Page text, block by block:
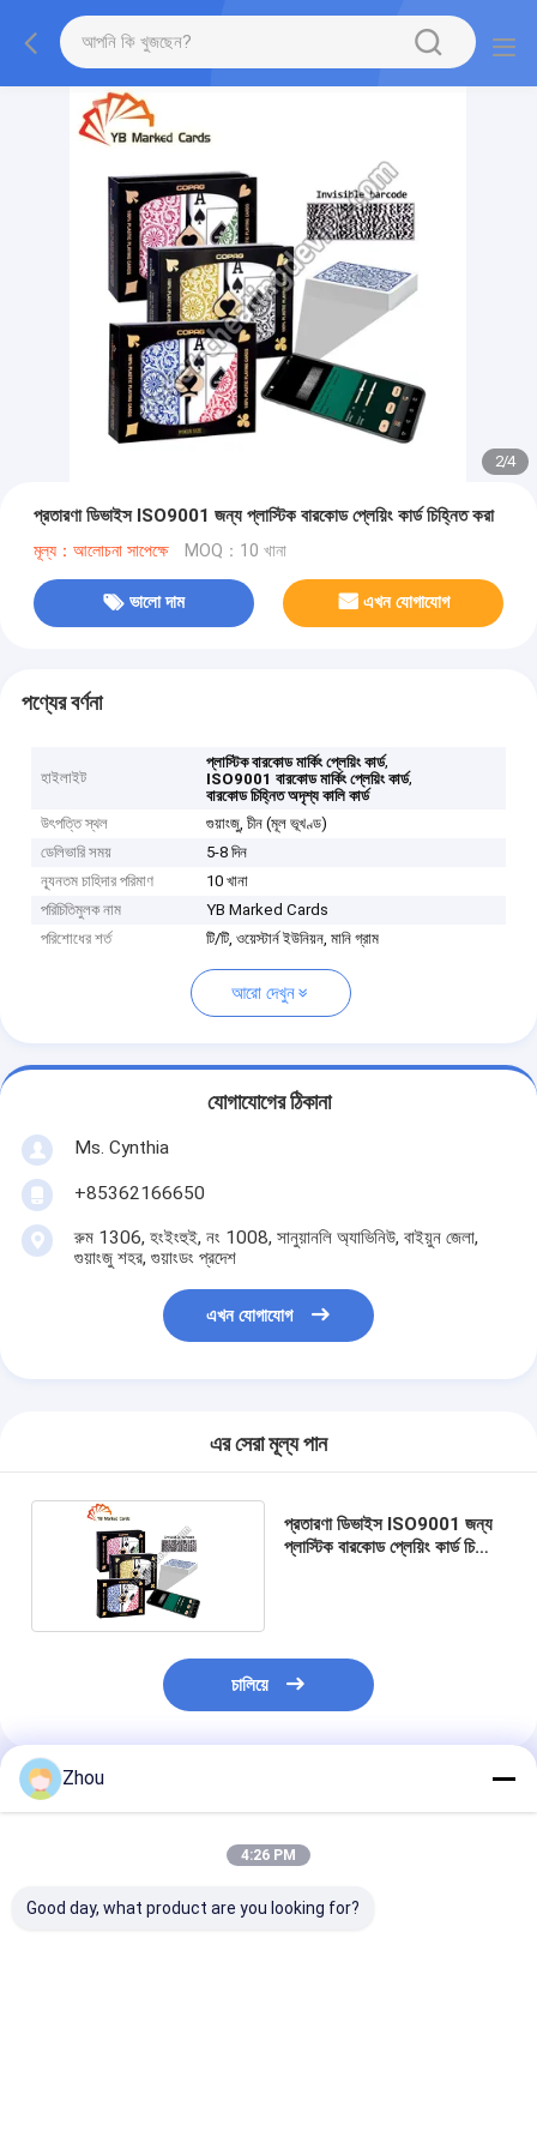
2/4
প্রতারণা ডিভাইস ISO9001 জন্য প্লাস্টিক বারকোড প্লেয়িং কার্ড চিহ্নিত করা
মূল্য：আলোচনা সাপেক্ষে MOQ：10 খানা
ভালো দাম এখন যোগাযোগ
পণ্যের বর্ণনা
হাইলাইট
প্লাস্টিক বারকোড মার্কিং প্লেয়িং কার্ড,
ISO9001 বারকোড মার্কিং প্লেয়িং কার্ড,
বারকোড চিহ্নিত অদৃশ্য কালি কার্ড
উৎপত্তি স্থল
গুয়াংজু, চীন (মূল ভূখণ্ড)
ডেলিভারি সময়
5-8 দিন
ন্যূনতম চাহিদার পরিমাণ
10 খানা
পরিচিতিমুলক নাম
YB Marked Cards
পরিশোধের শর্ত
টি/টি, ওয়েস্টার্ন ইউনিয়ন, মানি গ্রাম
আরো দেখুন
যোগাযোগের ঠিকানা
Ms. Cynthia
‪+85362166650‬
রুম 1306, হংইংহুই, নং 1008, সানুয়ানলি অ্যাভিনিউ, বাইয়ুন জেলা,
গুয়াংজু শহর, গুয়াংডং প্রদেশ
এখন যোগাযোগ
এর সেরা মূল্য পান
প্রতারণা ডিভাইস ISO9001 জন্য
প্লাস্টিক বারকোড প্লেয়িং কার্ড চিহ্নিত
চালিয়ে
প্রস্তাবিত পণ্য
Zhou
4:26 PM
Good day, what product are you looking for?